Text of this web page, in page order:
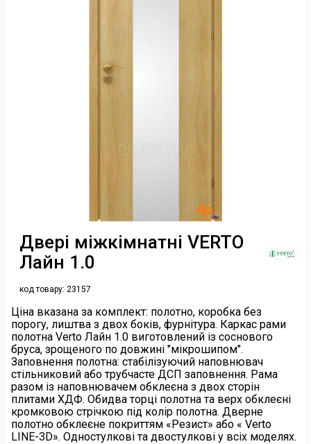
Двері міжкімнатні VERTO
Лайн 1.0
код товару: 23157
Ціна вказана за комплект: полотно, коробка без
порогу, лиштва з двох боків, фурнітура. Каркас рами
полотна Verto Лайн 1.0 виготовлений із соснового
бруса, зрощеного по довжині "мікрошипом".
Заповнення полотна: стабілізуючий наповнювач
стільниковий або трубчасте ДСП заповнення. Рама
разом із наповнювачем обклеєна з двох сторін
плитами ХДФ. Обидва торці полотна та верх обклеєні
кромковою стрічкою під колір полотна. Дверне
полотно обклеєне покриттям «Резист» або « Verto
LINE-3D». Одностулкові та двостулкові у всіх моделях.